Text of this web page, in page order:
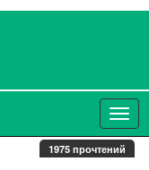
1975 прочтений